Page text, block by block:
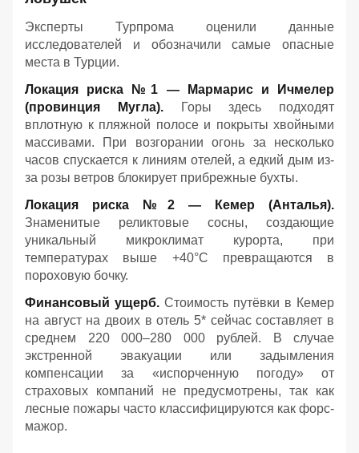
Эксперты Турпрома оценили данные
исследователей и обозначили самые опасные
места в Турции.
Локация риска №1 — Мармарис и Ичмелер
(провинция Мугла).Горы здесь подходят
вплотную к пляжной полосе и покрыты хвойными
массивами. При возгорании огонь за несколько
часов спускается к линиям отелей, а едкий дым из-
за розы ветров блокирует прибрежные бухты.
Локация риска №2 — Кемер (Анталья).
Знаменитые реликтовые сосны, создающие
уникальный микроклимат курорта, при
температурах выше +40°C превращаются в
пороховую бочку.
Финансовый ущерб. Стоимость путёвки в Кемер
на август на двоих в отель 5* сейчас составляет в
среднем 220 000–280 000 рублей. В случае
экстренной эвакуации или задымления
компенсации за «испорченную погоду» от
страховых компаний не предусмотрены, так как
лесные пожары часто классифицируются как форс-
мажор.